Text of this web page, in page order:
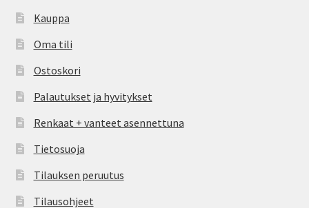
Kauppa
Oma tili
Ostoskori
Palautukset ja hyvitykset
Renkaat + vanteet asennettuna
Tietosuoja
Tilauksen peruutus
Tilausohjeet